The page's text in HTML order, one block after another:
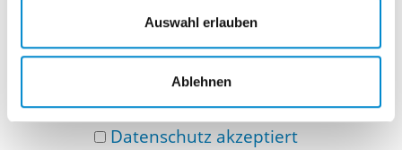
Auswahl erlauben
Ablehnen
Datenschutzakzeptiert